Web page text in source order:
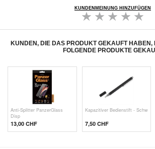
KUNDENMEINUNG HINZUFÜGEN
KUNDEN, DIE DAS PRODUKT GEKAUFT
FOLGENDE PRODUKTE
Anti-Splitter PanzerGlass
Disp
13,00 CHF
Kapazitiver Bedienstift - Schw
7,50 CHF